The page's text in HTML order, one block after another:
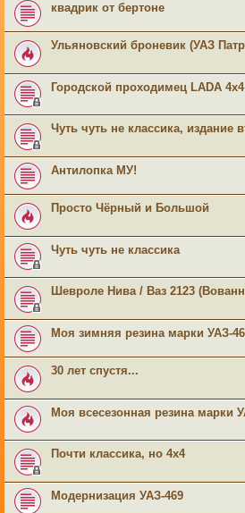
квадрик от бертоне
Ульяновский броневик (УАЗ
Городской проходимец LADA
Чуть чуть не классика, издание
Антилопка МУ!
Просто Чёрный и Большой
Чуть чуть не классика
Шевроле Нива / Ваз 2123
Моя зимняя резина марки УАЗ-
30 лет спустя...
Моя всесезонная резина марки
Почти классика, но 4х4
Модернизация УАЗ-469